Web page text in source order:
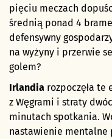
pięciu meczach
średnią ponad 4
defensywny
na wyżyny i przerwie
golem?
Irlandia rozpoczęła te
z Węgrami i straty
minutach spotkania.
nastawienie mentalne